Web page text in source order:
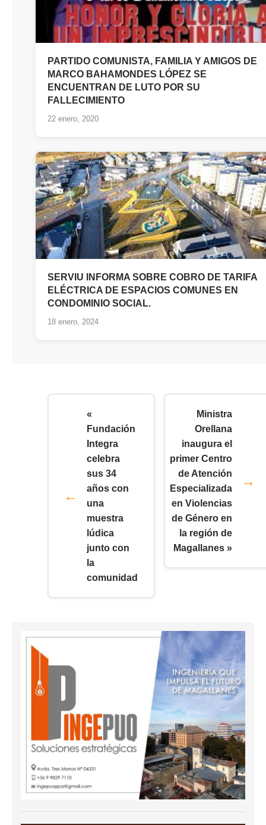
PARTIDO COMUNISTA, FAMILIA Y AMIGOS DE
MARCO BAHAMONDES LÓPEZ SE
ENCUENTRAN DE LUTO POR SU
FALLECIMIENTO
22 enero, 2020
SERVIU INFORMA SOBRE COBRO DE TARIFA
ELÉCTRICA DE ESPACIOS COMUNES EN
CONDOMINIO SOCIAL.
18 enero, 2024
«
Fundación
Integra
celebra
sus 34
años con
una
muestra
lúdica
junto con
la
comunidad
Ministra
Orellana
inaugura el
primer Centro
de Atención
Especializada
en Violencias
de Género en
la región de
Magallanes »